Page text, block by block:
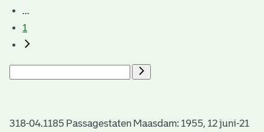
...
1
318-04.1185 Passagestaten Maasdam: 1955, 12 juni-21